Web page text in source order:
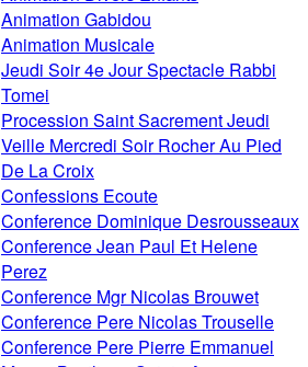
Animation Gabidou
Animation Musicale
Jeudi Soir 4e Jour Spectacle Rabbi
Tomei
Procession Saint Sacrement Jeudi
Veille Mercredi Soir Rocher Au Pied
De La Croix
Confessions Ecoute
Conference Dominique Desrousseaux
Conference Jean Paul Et Helene
Perez
Conference Mgr Nicolas Brouwet
Conference Pere Nicolas Trouselle
Conference Pere Pierre Emmanuel